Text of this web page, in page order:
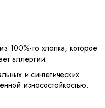
100%-го хлопка, которое
аллергии.
и синтетических
износостойкостью.